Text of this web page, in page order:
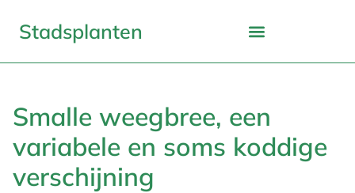
Stadsplanten
Smalle weegbree, een
variabele en soms koddige
verschijning